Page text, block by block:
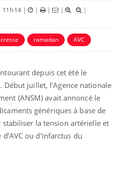
11h14 | | | |
|
ramadan AVC
depuis cet été le
Début juillet, l’Agence nationale
(ANSM) avait annoncé le
génériques à base de
la tension artérielle et
ou d’infarctus du